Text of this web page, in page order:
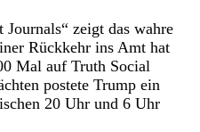
zeigt das wahre
Rückkehr ins Amt hat
Mal auf Truth Social
postete Trump ein
20 Uhr und 6 Uhr